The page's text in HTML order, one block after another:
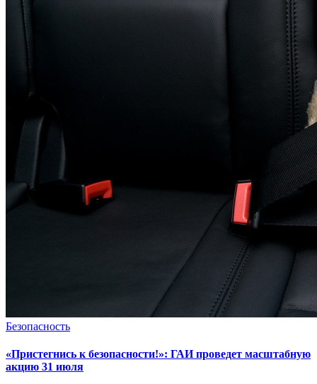
Безопасность
«Пристегнись к безопасности!»: ГАИ проведет масштабную
акцию 31 июля